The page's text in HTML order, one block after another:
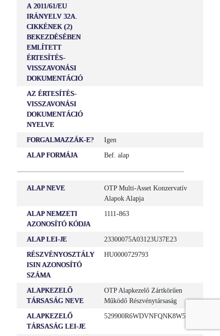
A 2011/61/EU
IRÁNYELV 32A.
CIKKÉNEK (2)
BEKEZDÉSÉBEN
EMLÍTETT
ÉRTESÍTÉS-
VISSZAVONÁSI
DOKUMENTÁCIÓ
AZ ÉRTESÍTÉS-
VISSZAVONÁSI
DOKUMENTÁCIÓ
NYELVE
FORGALMAZZÁK-E? Igen
ALAP FORMÁJA Bef. alap
ALAP NEVE
OTP Multi-Asset Konzervatív
Alapok Alapja
ALAP NEMZETI
AZONOSÍTÓ KÓDJA
1111-863
ALAP LEI-JE 23300075A03123U37E23
RÉSZVÉNYOSZTÁLY
ISIN AZONOSÍTÓ
SZÁMA
HU0000729793
ALAPKEZELŐ
TÁRSASÁG NEVE
OTP Alapkezelő Zártkörűen
Működő Részvénytársaság
ALAPKEZELŐ
TÁRSASÁG LEI-JE
529900R6WDVNFQNK8W55